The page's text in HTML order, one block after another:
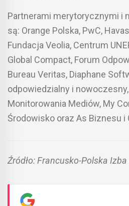
Partnerami merytorycznymi i
są: Orange Polska, PwC,
Fundacja Veolia, Centrum
Global Compact, Forum
Bureau Veritas, Diaphane
odpowiedzialny i
Monitorowania Mediów, My
Środowisko oraz As Biznesu i
Źródło: Francusko-Polska